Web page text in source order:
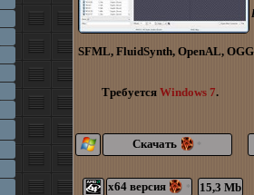
SFML, FluidSynth, OpenAL,
Требуется Windows 7.
Скачать *
x64 версия *
15,3 Mb